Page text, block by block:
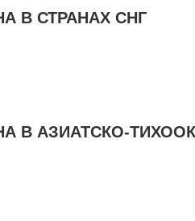
В СТРАНАХ СНГ
В АЗИАТСКО-